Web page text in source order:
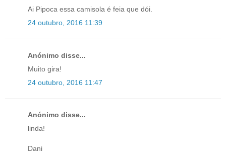
Ai Pipoca essa camisola é feia que dói.
24 outubro, 2016 11:39
Anónimo disse...
Muito gira!
24 outubro, 2016 11:47
Anónimo disse...
linda!
Dani